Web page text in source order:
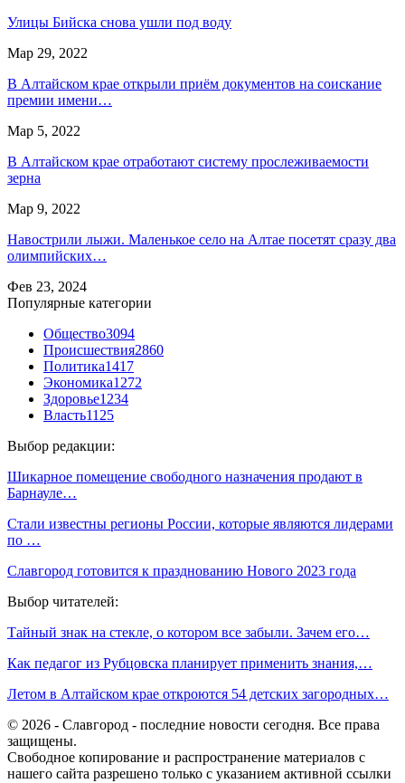
Улицы Бийска снова ушли под воду
Мар 29, 2022
В Алтайском крае открыли приём документов на соискание
премии имени…
Мар 5, 2022
В Алтайском крае отработают систему прослеживаемости
зерна
Мар 9, 2022
Навострили лыжи. Маленькое село на Алтае посетят сразу два
олимпийских…
Фев 23, 2024
Популярные категории
Общество3094
Происшествия2860
Политика1417
Экономика1272
Здоровье1234
Власть1125
Выбор редакции:
Шикарное помещение свободного назначения продают в
Барнауле…
Стали известны регионы России, которые являются лидерами
по …
Славгород готовится к празднованию Нового 2023 года
Выбор читателей:
Тайный знак на стекле, о котором все забыли. Зачем его…
Как педагог из Рубцовска планирует применить знания,…
Летом в Алтайском крае откроются 54 детских загородных…
© 2026 - Славгород - последние новости сегодня. Все права
защищены.
Свободное копирование и распространение материалов с
нашего сайта разрешено только с указанием активной ссылки